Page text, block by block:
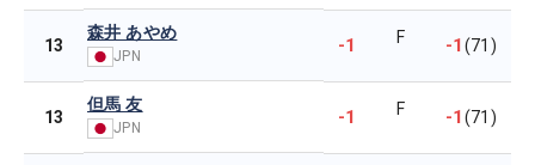
13
森井 あやめ
JPN -1 F -1(71)
13
但馬 友
JPN -1 F -1(71)